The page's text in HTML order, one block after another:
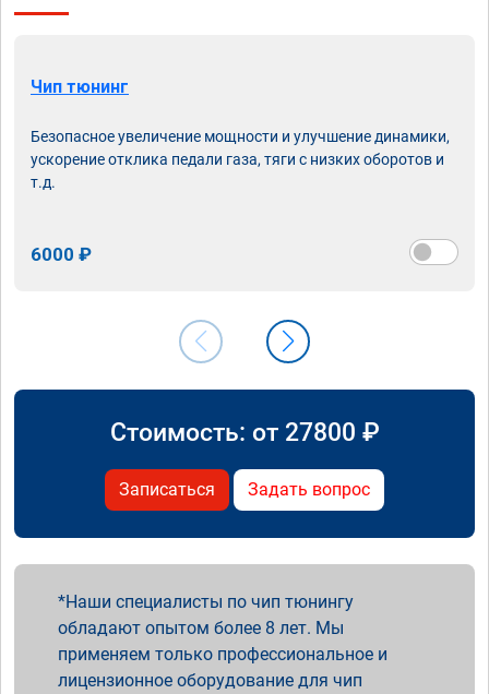
Чип тюнинг
Безопасное увеличение мощности и улучшение динамики,
ускорение отклика педали газа, тяги с низких оборотов и
т.д.
6000 ₽
Стоимость: от 27800 ₽
Записаться Задать вопрос
Наши специалисты по чип тюнингу
обладают опытом более 8 лет. Мы
применяем только профессиональное и
лицензионное оборудование для чип